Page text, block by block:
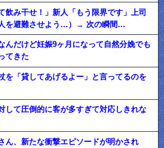
飲み干せ！」新人「もう限界です」上司
人を避難させよう…）→ 次の瞬間…
んだけど妊娠9ヶ月になって自然分娩でも
てきた
を「貸してあげるよー」と言ってるのを
して圧倒的に客が多すぎて対応しきれな
ん、新たな衝撃エピソードが明かされ